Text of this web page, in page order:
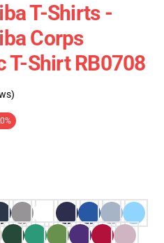
T-Shirts -
Corps
T-Shirt RB0708